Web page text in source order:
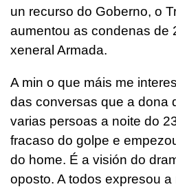
un recurso do Goberno, o
aumentou as condenas de
xeneral Armada.
A min o que máis me
das conversas que a dona
varias persoas a noite do
fracaso do golpe e
do home. É a visión do
oposto. A todos expresou